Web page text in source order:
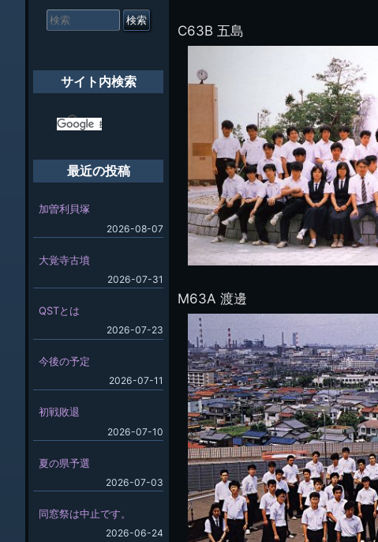
C63B 五島
M63A 渡邊
索
サイト内検索
最近の投稿
加曽利貝塚
2026-08-07
大覚寺古墳
2026-07-31
QSTとは
2026-07-23
今後の予定
2026-07-11
初戦敗退
2026-07-10
夏の県予選
2026-07-03
同窓祭は中止です。
2026-06-24